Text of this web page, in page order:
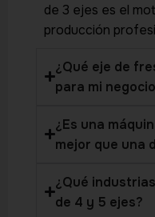
de 3 ejes es el
producción
¿Qué eje de
para mi
¿Es una
mejor que una
¿Qué
de 4 y 5 ejes?